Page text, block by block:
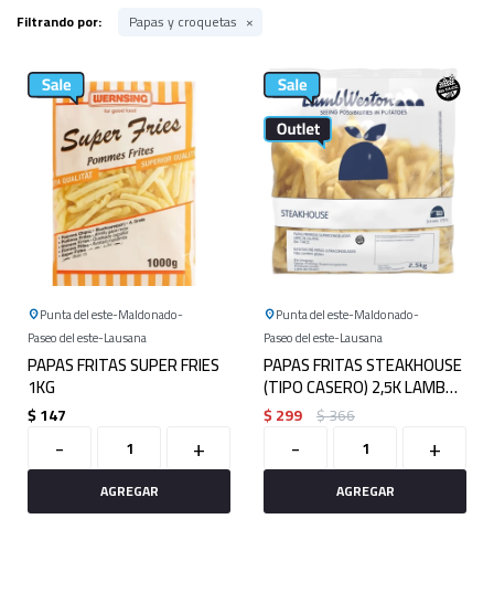
Filtrando por:
Papas y croquetas
Punta del este Maldonado
Paseo del este Lausana
PAPAS FRITAS SUPER FRIES
1KG
$147
- +
Punta del este Maldonado
Paseo del este Lausana
PAPAS FRITAS STEAKHOUSE
(TIPO CASERO) 2,5K LAMB
WESTON
$299 $366
- +